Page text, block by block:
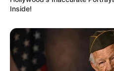
Inside!